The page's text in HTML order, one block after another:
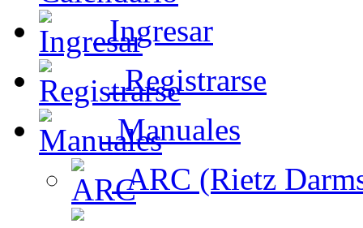
Ingresar
Registrarse
Manuales
ARC (Rietz